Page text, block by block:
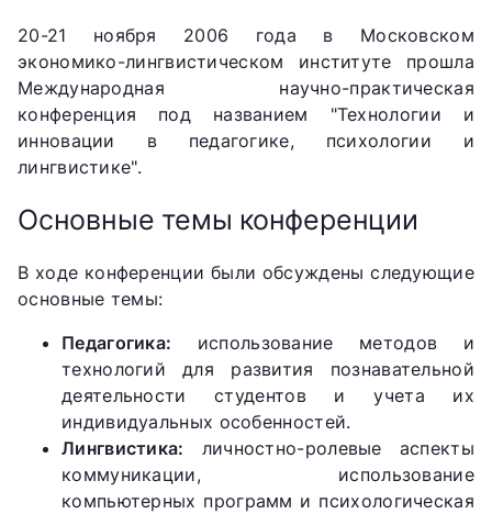
20-21 ноября 2006 года в Московском
экономико-лингвистическом институте прошла
Международная научно-практическая
конференция под названием "Технологии и
инновации в педагогике, психологии и
лингвистике".
Основные темы конференции
В ходе конференции были обсуждены следующие
основные темы:
Педагогика: использование методов и
технологий для развития познавательной
деятельности студентов и учета их
индивидуальных особенностей.
Лингвистика: личностно-ролевые аспекты
коммуникации, использование
компьютерных программ и психологическая